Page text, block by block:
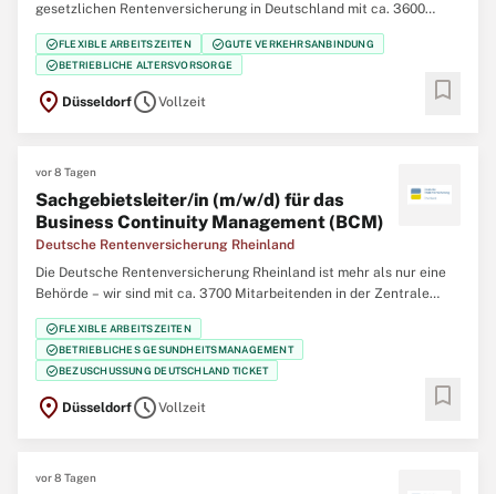
gesetzlichen Rentenversicherung in Deutschland mit ca. 3600
Mitarbeiterinnen und Mitarbeitern in der Hauptverwaltung in
Düsseldorf, 12 regionalen Service-Zentren im Bereich der
Regierungsbezirke Düsseldorf und Köln und 5
check_circleFLEXIBLE ARBEITSZEITEN check_circleGUTE VERKEHRSANBINDUNG
check_circleBETRIEBLICHE ALTERSVORSORGE
location_on DüsseldorfscheduleVollzeit bookmark
vor 8 Tagen
Sachgebietsleiter/in (m/w/d) für das
Business Continuity Management (BCM)
Deutsche Rentenversicherung Rheinland
Die Deutsche Rentenversicherung Rheinland ist mehr als nur eine
Behörde – wir sind mit ca. 3700 Mitarbeitenden in der Zentrale
(Düsseldorf), 12 regionalen Service-Zentren und einem eigenem
Klinikverbund mit 5 Rehabilitationskliniken einer der größten
Regionalträger der gesetzlichen
check_circleFLEXIBLE ARBEITSZEITEN
check_circleBETRIEBLICHES GESUNDHEITSMANAGEMENT
check_circleBEZUSCHUSSUNG DEUTSCHLAND TICKET
location_on DüsseldorfscheduleVollzeit bookmark
vor 8 Tagen